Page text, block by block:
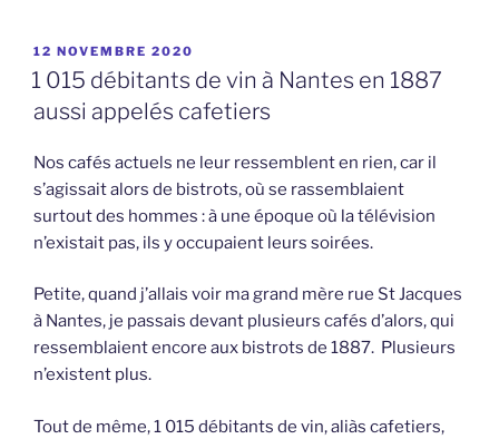
PUBLIÉ
LE
12 NOVEMBRE 2020
1 015 débitants de vin à Nantes en 1887
aussi appelés cafetiers
Nos cafés actuels ne leur ressemblent en rien, car il
s’agissait alors de bistrots, où se rassemblaient
surtout des hommes : à une époque où la télévision
n’existait pas, ils y occupaient leurs soirées.
Petite, quand j’allais voir ma grand mère rue St Jacques
à Nantes, je passais devant plusieurs cafés d’alors, qui
ressemblaient encore aux bistrots de 1887. Plusieurs
n’existent plus.
Tout de même, 1 015 débitants de vin, aliàs cafetiers,